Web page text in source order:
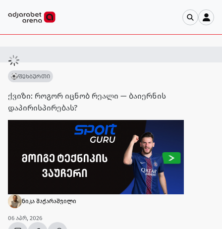
ფეხბურთი
ქვიზი: როგორ იცნობ რეალი — ბაიერნის
დაპირისპირებას?
ნიკა შაქარაშვილი
06 აპრ, 2026